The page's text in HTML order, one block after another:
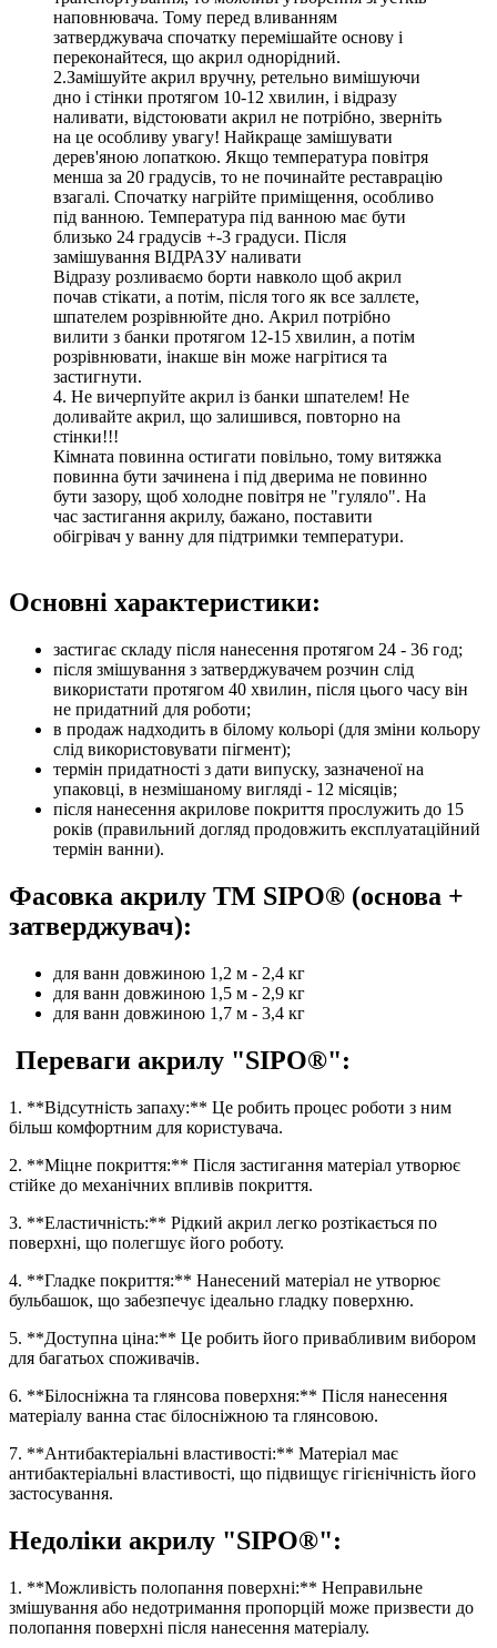
наповнювача. Тому перед вливанням
затверджувача спочатку перемішайте основу і
переконайтеся, що акрил однорідний.
2.Замішуйте акрил вручну, ретельно вимішуючи
дно і стінки протягом 10-12 хвилин, і відразу
наливати, відстоювати акрил не потрібно, зверніть
на це особливу увагу! Найкраще замішувати
дерев'яною лопаткою. Якщо температура повітря
менша за 20 градусів, то не починайте реставрацію
взагалі. Спочатку нагрійте приміщення, особливо
під ванною. Температура під ванною має бути
близько 24 градусів +-3 градуси. Після
замішування ВІДРАЗУ наливати
Відразу розливаємо борти навколо щоб акрил
почав стікати, а потім, після того як все заллєте,
шпателем розрівнюйте дно. Акрил потрібно
вилити з банки протягом 12-15 хвилин, а потім
розрівнювати, інакше він може нагрітися та
застигнути.
4. Не вичерпуйте акрил із банки шпателем! Не
доливайте акрил, що залишився, повторно на
стінки!!!
Кімната повинна остигати повільно, тому витяжка
повинна бути зачинена і під дверима не повинно
бути зазору, щоб холодне повітря не "гуляло". На
час застигання акрилу, бажано, поставити
обігрівач у ванну для підтримки температури.
Основні характеристики:
застигає складу після нанесення протягом 24 - 36 год;
після змішування з затверджувачем розчин слід
використати протягом 40 хвилин, після цього часу він
не придатний для роботи;
в продаж надходить в білому кольорі (для зміни кольору
слід використовувати пігмент);
термін придатності з дати випуску, зазначеної на
упаковці, в незмішаному вигляді - 12 місяців;
після нанесення акрилове покриття прослужить до 15
років (правильний догляд продовжить експлуатаційний
термін ванни).
Фасовка акрилу ТМ SIPO® (основа +
затверджувач):
для ванн довжиною 1,2 м - 2,4 кг
для ванн довжиною 1,5 м - 2,9 кг
для ванн довжиною 1,7 м - 3,4 кг
Переваги акрилу "SIPO®":
1. **Відсутність запаху:** Це робить процес роботи з ним
більш комфортним для користувача.
2. **Міцне покриття:** Після застигання матеріал утворює
стійке до механічних впливів покриття.
3. **Еластичність:** Рідкий акрил легко розтікається по
поверхні, що полегшує його роботу.
4. **Гладке покриття:** Нанесений матеріал не утворює
бульбашок, що забезпечує ідеально гладку поверхню.
5. **Доступна ціна:** Це робить його привабливим вибором
для багатьох споживачів.
6. **Білосніжна та глянсова поверхня:** Після нанесення
матеріалу ванна стає білосніжною та глянсовою.
7. **Антибактеріальні властивості:** Матеріал має
антибактеріальні властивості, що підвищує гігієнічність його
застосування.
Недоліки акрилу "SIPO®":
1. **Можливість полопання поверхні:** Неправильне
змішування або недотримання пропорцій може призвести до
полопання поверхні після нанесення матеріалу.